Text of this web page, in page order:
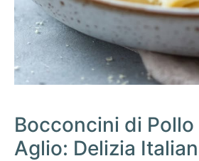
Bocconcini di Pollo
Aglio: Delizia